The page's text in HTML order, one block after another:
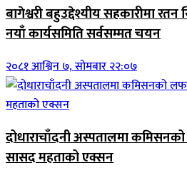
बागेश्वरी बहुउद्देश्यीय सहकारीमा
नयाँ कार्यसमिति सर्वसम्मत चयन
२०८१ आश्विन ७, सोमबार २२:०७
दोधाराचाँदनी अस्पतालमा
सासद महताको एक्सन